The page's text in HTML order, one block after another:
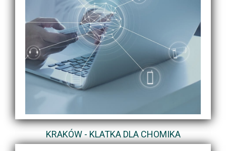
KRAKÓW - KLATKA DLA CHOMIKA